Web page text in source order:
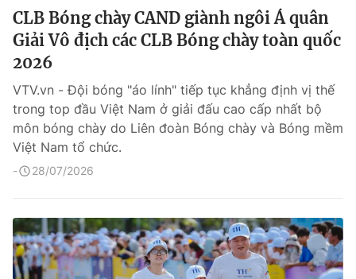
CLB Bóng chày CAND giành ngôi Á quân
Giải Vô địch các CLB Bóng chày toàn quốc
2026
VTV.vn - Đội bóng "áo lính" tiếp tục khẳng định vị thế
trong top đầu Việt Nam ở giải đấu cao cấp nhất bộ
môn bóng chày do Liên đoàn Bóng chày và Bóng mềm
Việt Nam tổ chức.
28/07/2026